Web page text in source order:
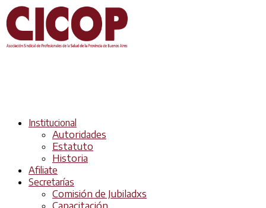
Institucional
Autoridades
Estatuto
Historia
Afiliate
Secretarías
Comisión de Jubiladxs
Capacitación